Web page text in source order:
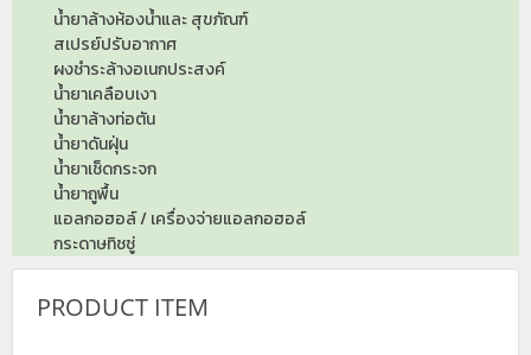
น้ำยาล้างห้องน้ำและ สุขภัณฑ์
สเปรย์ปรับอากาศ
ผงชำระล้างอเนกประสงค์
น้ำยาเคลือบเงา
น้ำยาล้างท่อตัน
น้ำยาดันฝุ่น
น้ำยาเช็ดกระจก
น้ำยาถูพื้น
แอลกอฮอล์ / เครื่องจ่ายแอลกอฮอล์
กระดาษทิชชู่
PRODUCT ITEM